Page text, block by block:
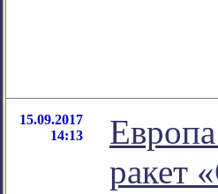
15.09.2017
14:13
ракет